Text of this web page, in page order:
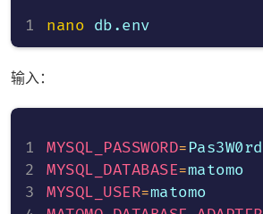
nano
输入：
MYSQL_PASSWORD=
MYSQL_DATABASE=
MYSQL_USER=